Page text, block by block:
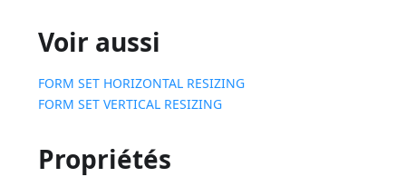
Voir aussi
FORM SET HORIZONTAL RESIZING
FORM SET VERTICAL RESIZING
Propriétés